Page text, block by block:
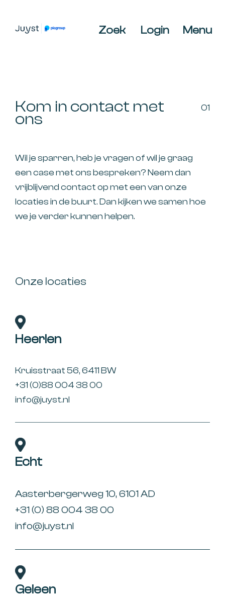
audit,
HR-
Coaching
Zoek Login Menu
Kom in contact met
ons
01
Wil je sparren, heb je vragen of wil je graag
een case met ons bespreken? Neem dan
vrijblijvend contact op met een van onze
locaties in de buurt. Dan kijken we samen hoe
we je verder kunnen helpen.
Onze locaties
Heerlen
Kruisstraat 56, 6411 BW
+31 (0)88 004 38 00
info@juyst.nl
Echt
Aasterbergerweg 10, 6101 AD
+31 (0) 88 004 38 00
info@juyst.nl
Geleen